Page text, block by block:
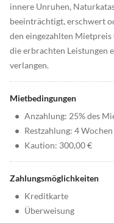
innere Unruhen,
beeinträchtigt, erschwert
den eingezahlten
die erbrachten Leistungen
verlangen.
Mietbedingungen
• Anzahlung: 25% des
• Restzahlung: 4
• Kaution: 300,00 €
Zahlungsmöglichkeiten
• Kreditkarte
• Überweisung